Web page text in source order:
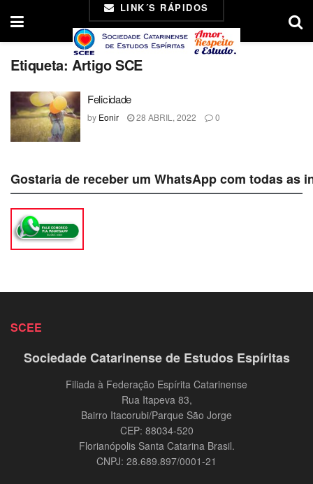
LINK´S RÁPIDOS
Etiqueta: Artigo SCE
Felicidade
by Eonir 28 ABRIL, 2022 0
Gostaria de receber um WhatsApp com todas
SCEE
Sociedade Catarinense de Estudos Espíritas
Filiada à Federação Espírita Catarinense
Rua Itapeva 83,
Bairro Itacorubi/Parque São Jorge
CEP: 88034-520
Florianópolis Santa Catarina Brasil.
CNPJ: 28.689.897/0001-21